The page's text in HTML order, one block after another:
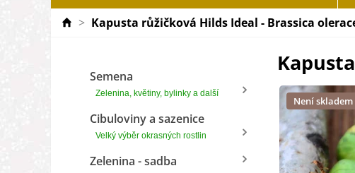
> Kapusta růžičková Hilds Ideal - Brassica
Semena
Zelenina, květiny, bylinky a další
Cibuloviny a sazenice
Velký výběr okrasných rostlin
Zelenina - sadba
Není skladem